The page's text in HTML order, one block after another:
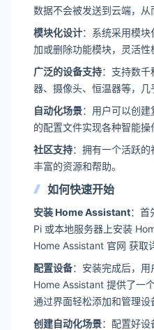
数据不会被发送到云端，从
模块化设计：系统采用模
加或删除功能模块，灵活性
广泛的设备支持：支持数
器、摄像头、恒温器等，几
自动化场景：用户可以创
的配置文件实现各种智能操
社区支持：拥有一个活跃
丰富的资源和帮助。
如何快速开始
安装 Home Assistant：首
Pi 或本地服务器上安装
Home Assistant 官网 获取
配置设备：安装完成后，用
Home Assistant 提供了一
通过界面轻松添加和管理设
创建自动化场景：配置好